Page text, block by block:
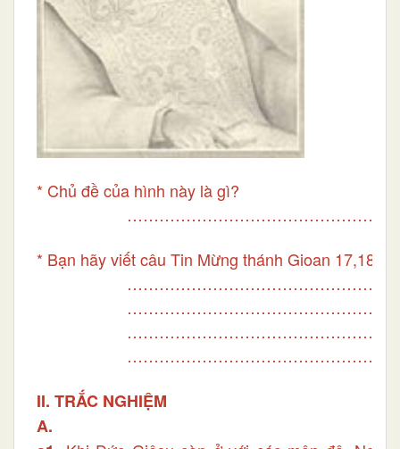
* Chủ đề của hình này là gì?
* Bạn hãy viết câu Tin Mừng thánh Gioan 17,18
II. TRẮC NGHIỆM
A.